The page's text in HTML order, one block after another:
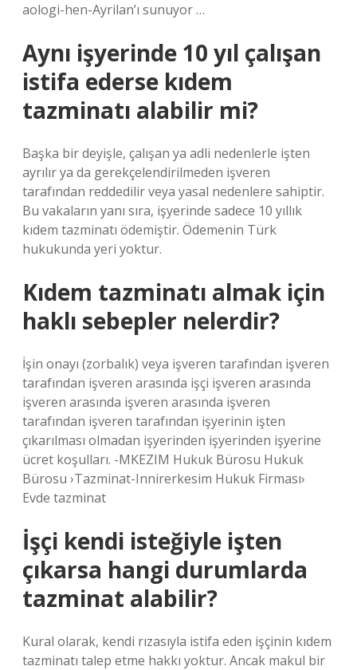
aologi-hen-Ayrilan’ı sunuyor …
Aynı işyerinde 10 yıl çalışan
istifa ederse kıdem
tazminatı alabilir mi?
Başka bir deyişle, çalışan ya adli nedenlerle işten
ayrılır ya da gerekçelendirilmeden işveren
tarafından reddedilir veya yasal nedenlere sahiptir.
Bu vakaların yanı sıra, işyerinde sadece 10 yıllık
kıdem tazminatı ödemiştir. Ödemenin Türk
hukukunda yeri yoktur.
Kıdem tazminatı almak için
haklı sebepler nelerdir?
İşin onayı (zorbalık) veya işveren tarafından işveren
tarafından işveren arasında işçi işveren arasında
işveren arasında işveren arasında işveren
tarafından işveren tarafından işyerinin işten
çıkarılması olmadan işyerinden işyerinden işyerine
ücret koşulları. -MKEZIM Hukuk Bürosu Hukuk
Bürosu ›Tazminat-Innirerkesim Hukuk Firması›
Evde tazminat
İşçi kendi isteğiyle işten
çıkarsa hangi durumlarda
tazminat alabilir?
Kural olarak, kendi rızasıyla istifa eden işçinin kıdem
tazminatı talep etme hakkı yoktur. Ancak makul bir